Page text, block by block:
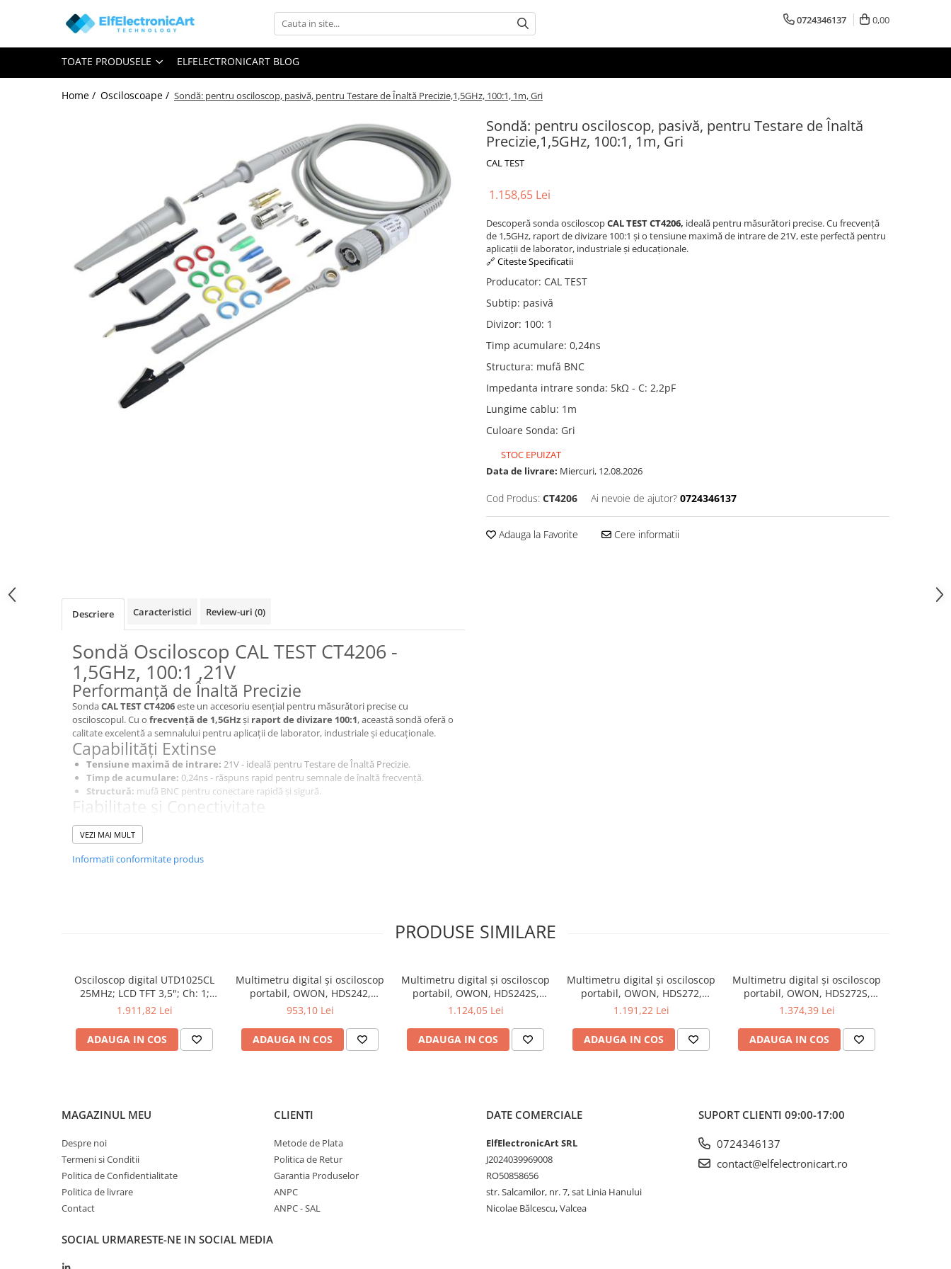
Toate Produsele
Audio
Osciloscoape B&K PRECISION
Osciloscoape KEYSIGHT
0724346137 0,00
TOATE PRODUSELE ELFELECTRONICART BLOG
Home / Osciloscoape / Sondă: pentru osciloscop, pasivă, pentru Testare de Înaltă Precizie,1,5GHz, 100:1, 1m, Gri
Sondă: pentru osciloscop, pasivă, pentru Testare de Înaltă
Precizie,1,5GHz, 100:1, 1m, Gri
CAL TEST
1.158,65 Lei
Descoperă sonda osciloscopCAL TEST CT4206, ideală pentru măsurători precise. Cu frecvență
de 1,5GHz, raport de divizare 100:1 și o tensiune maximă de intrare de 21V, este perfectă pentru
aplicații de laborator, industriale și educaționale.
🔗 Citeste Specificatii
Producator: CAL TEST
Subtip: pasivă
Divizor: 100: 1
Timp acumulare: 0,24ns
Structura: mufă BNC
Impedanta intrare sonda: 5kΩ - C: 2,2pF
Lungime cablu: 1m
Culoare Sonda: Gri
STOC EPUIZAT
Data de livrare: Miercuri, 12.08.2026
Cod Produs: CT4206 Ai nevoie de ajutor? 0724346137
Adauga la Favorite Cere informatii
Descriere Caracteristici Review-uri (0)
Sondă Osciloscop CAL TEST CT4206 -
1,5GHz, 100:1 ,21V
Performanță de Înaltă Precizie
SondaCAL TEST CT4206este un accesoriu esențial pentru măsurători precise cu
osciloscopul. Cu o frecvență de 1,5GHzși raport de divizare 100:1, această sondă oferă o
calitate excelentă a semnalului pentru aplicații de laborator, industriale și educaționale.
Capabilități Extinse
Tensiune maximă de intrare: 21V - ideală pentru Testare de Înaltă Precizie.
Timp de acumulare: 0,24ns - răspuns rapid pentru semnale de înaltă frecvență.
Structură: mufă BNC pentru conectare rapidă și sigură.
Fiabilitate și Conectivitate
Construită pentru stabilitate și precizie, sonda CT4206 dispune de o
intrare de 5kΩ - C: 2,2pF
Design Ergonomic
Având o lungime a cablului de1m
Această sondă de înaltă tensiune este proiectată pentru profesioniști care au nevoie de
măsurători de precizie și fiabilitate crescută în domeniul electronicii. Alege performanța și
calitatea oferite de CAL TEST!
VEZI MAI MULT
Informatii conformitate produs
PRODUSE SIMILARE
Osciloscop digital UTD1025CL
25MHz; LCD TFT 3,5"; Ch: 1;
250Msps; 12kpts compatibil cu
1.911,82 Lei
ADAUGA IN COS
Multimetru digital și osciloscop
portabil, OWON, HDS242,
200mV-1kV, 200mA-
953,10 Lei
ADAUGA IN COS
Multimetru digital și osciloscop
portabil, OWON, HDS242S,
200mV-1kV, 200mA-
1.124,05 Lei
ADAUGA IN COS
Multimetru digital și osciloscop
portabil, OWON, HDS272,
200mV-1kV, 200mA-
1.191,22 Lei
ADAUGA IN COS
Multimetru digital și osciloscop
portabil, OWON, HDS272S,
200mV-1kV, 200mA-
1.374,39 Lei
ADAUGA IN COS
MAGAZINUL MEU
Despre noi
Termeni si Conditii
Politica de Confidentialitate
Politica de livrare
Contact
CLIENTI
Metode de Plata
Politica de Retur
Garantia Produselor
ANPC
ANPC - SAL
DATE COMERCIALE
ElfElectronicArt SRL
J2024039969008
RO50858656
str. Salcamilor, nr. 7, sat Linia Hanului
Nicolae Bălcescu, Valcea
SUPORT CLIENTI 09:00-17:00
0724346137
contact@elfelectronicart.ro
SOCIAL URMARESTE-NE IN SOCIAL MEDIA